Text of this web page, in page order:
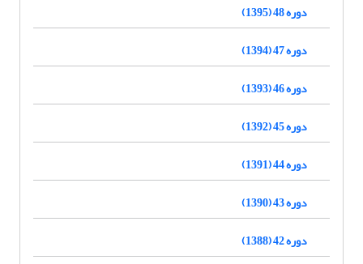
دوره 48 (1395)
دوره 47 (1394)
دوره 46 (1393)
دوره 45 (1392)
دوره 44 (1391)
دوره 43 (1390)
دوره 42 (1388)